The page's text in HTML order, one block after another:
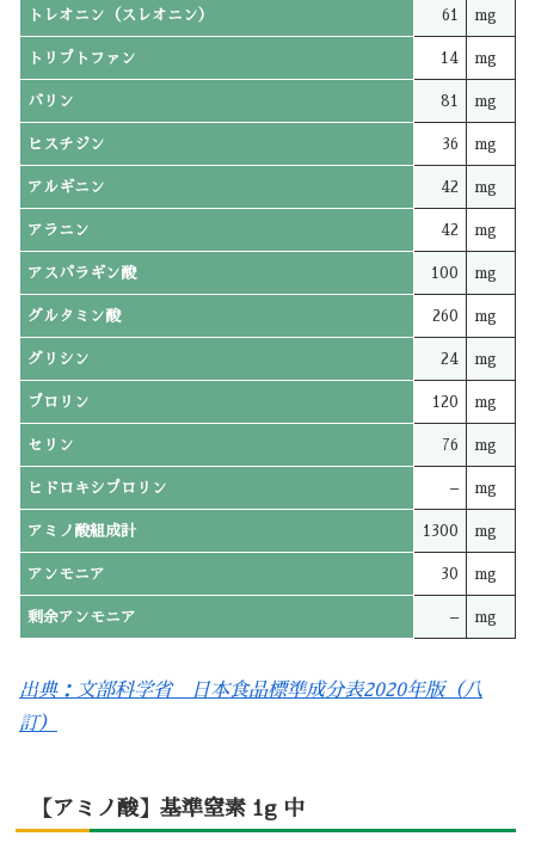
トレオニン（スレオニン） 61 mg
トリプトファン 14 mg
バリン 81 mg
ヒスチジン 36 mg
アルギニン 42 mg
アラニン 42 mg
アスパラギン酸 100 mg
グルタミン酸 260 mg
グリシン 24 mg
プロリン 120 mg
セリン 76 mg
ヒドロキシプロリン – mg
アミノ酸組成計 1300 mg
アンモニア 30 mg
剰余アンモニア – mg
出典：文部科学省 日本食品標準成分表2020年版（八
訂）
【アミノ酸】基準窒素 1g 中